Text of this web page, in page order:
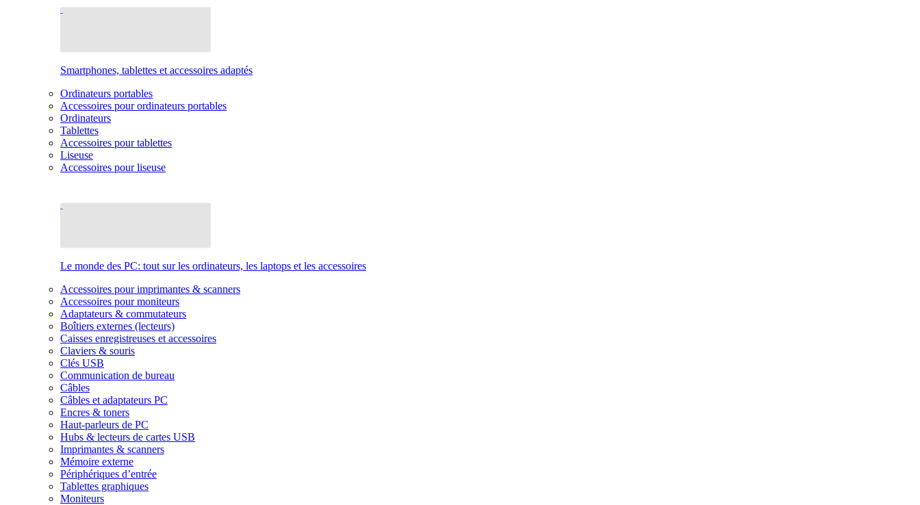
Smartphones, tablettes et accessoires adaptés
Ordinateurs portables
Accessoires pour ordinateurs portables
Ordinateurs
Tablettes
Accessoires pour tablettes
Liseuse
Accessoires pour liseuse
Le monde des PC: tout sur les ordinateurs, les laptops et les accessoires
Accessoires pour imprimantes & scanners
Accessoires pour moniteurs
Adaptateurs & commutateurs
Boîtiers externes (lecteurs)
Caisses enregistreuses et accessoires
Claviers & souris
Clés USB
Communication de bureau
Câbles
Câbles et adaptateurs PC
Encres & toners
Haut-parleurs de PC
Hubs & lecteurs de cartes USB
Imprimantes & scanners
Mémoire externe
Périphériques d’entrée
Tablettes graphiques
Moniteurs